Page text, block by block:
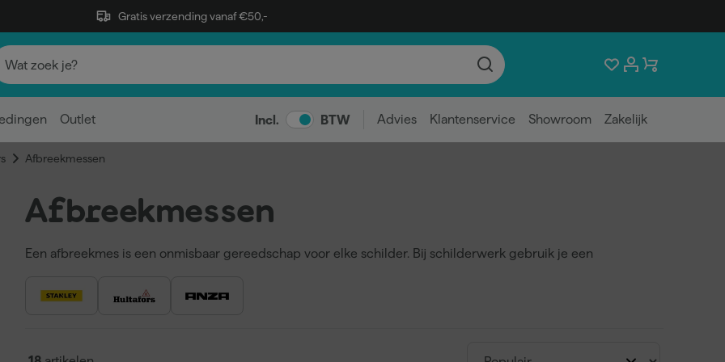
Gratis verzending vanaf €50,-
Outlet Incl. BTW Advies Klantenservice Showroom Zakelijk
Afbreekmessen
Afbreekmessen
Een afbreekmes is een onmisbaar gereedschap voor elke schilder. Bij schilderwerk gebruik je een
opensnijden van verfblikken en het op maat snijden van maskerfolie of